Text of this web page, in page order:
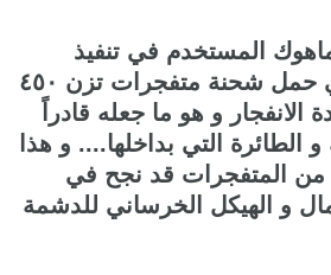
المستخدم في تنفيذ
العملية بقدرته علي حمل شحنة متفجرات تزن ٤٥٠
و هو ما جعله قادراً
الطائرة التي بداخلها.... و هذا
من المتفجرات قد نجح في
و الهيكل الخرساني للدشمة